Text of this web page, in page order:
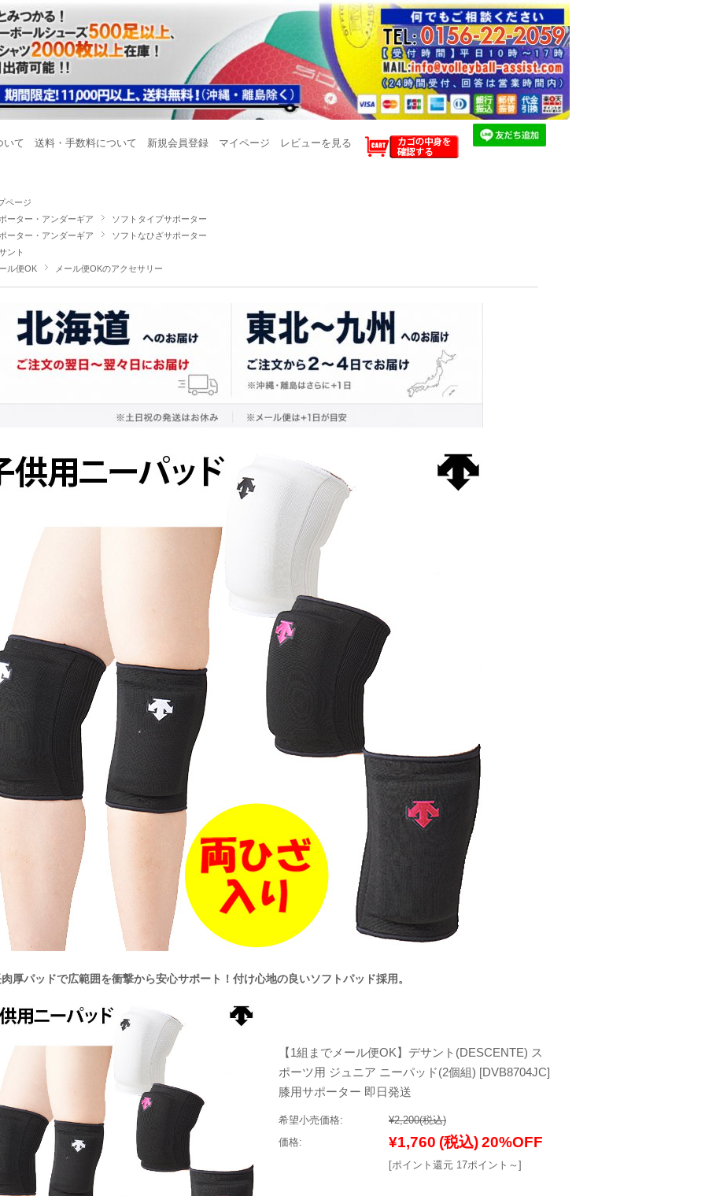
いて 送料・手数料について 新規会員登録 マイページ レビューを見る
ページ
ーター・アンダーギア
ソフトタイプサポーター
ーター・アンダーギア
ソフトなひざサポーター
ント
ル便OK
メール便OKのアクセサリー
厚パッドで広範囲を衝撃から安心サポート！付け心地の良いソフトパッド採用。
【1組までメール便OK】デサント(DESCENTE) ス
ポーツ用 ジュニア ニーパッド(2個組) [DVB8704JC]
膝用サポーター 即日発送
希望小売価格: ¥2,200(税込)
価格:
¥1,760 (税込)20%OFF
[ポイント還元 17ポイント～]